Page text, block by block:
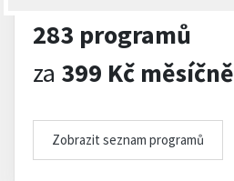
283 programů
za 399 Kč měsíčně
Zobrazit seznam programů